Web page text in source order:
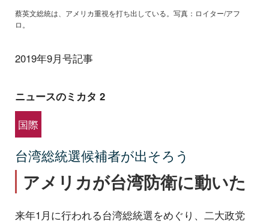
蔡英文総統は、アメリカ重視を打ち出している。写真：ロイター/アフ
ロ。
2019年9月号記事
ニュースのミカタ 2
国際
台湾総統選候補者が出そろう
アメリカが台湾防衛に動いた
来年1月に行われる台湾総統選をめぐり、二大政党